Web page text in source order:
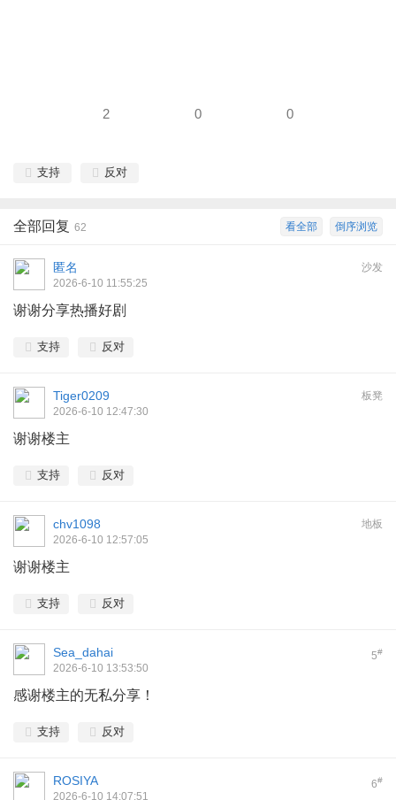
2 0 0
支持 反对
倒序浏览
看全部
全部回复 62
沙发
匿名
2026-6-10 11:55:25
谢谢分享热播好剧
支持 反对
板凳
Tiger0209
2026-6-10 12:47:30
谢谢楼主
支持 反对
地板
chv1098
2026-6-10 12:57:05
谢谢楼主
支持 反对
5#
Sea_dahai
2026-6-10 13:53:50
感谢楼主的无私分享！
支持 反对
6#
ROSIYA
2026-6-10 14:07:51